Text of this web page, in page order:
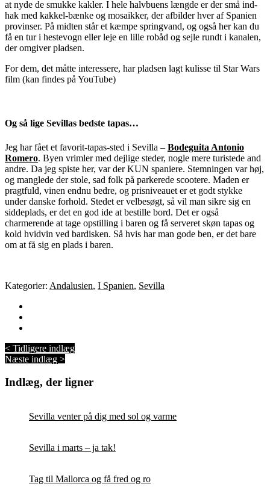
at nyde de smukke kakler. I hele halvbuens længde er der små ind-
hak med kakkel-bænke og mosaikker, der afbilder hver af Spanien
provinser. På midten står et kæmpe springvand, og også her kan du
få en tur i hestevogn eller leje en lille robåd og sejle rundt i kanalen,
der omgiver pladsen.
For dem, det måtte interessere, har pladsen lagt kulisse til Star Wars
film (kan findes på YouTube)
Og så lige Sevillas bedste tapas…
Jeg har fået et favorit-tapas-sted i Sevilla – Bodeguita Antonio
Romero. Byen vrimler med dejlige steder, nogle mere turistede and
andre. Da jeg spiste her, var der KUN spaniere. Stemningen var høj,
og manglede der stole, sad folk på parkerede scootere. Maden er
pragtfuld, vinen endnu bedre, og prisniveauet er et godt stykke
under danske forhold. Stedet er velbesøgt, så vil man sikre sig en
siddeplads, er det en god ide at bestille bord. Det er også
charmerende at tage opstilling i baren og få serveret skøn tapas og
kold hvidvin ved bardisken. Så hvis har man gode ben, er det bare
om at få sig en plads i baren.
Kategorier: Andalusien, I Spanien, Sevilla
< Tidligere indlæg
Næste indlæg >
Indlæg, der ligner
Sevilla venter på dig med sol og varme
Sevilla i marts – ja tak!
Tag til Mallorca og få fred og ro